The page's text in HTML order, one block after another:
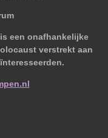
een onafhankelijke
verstrekt aan